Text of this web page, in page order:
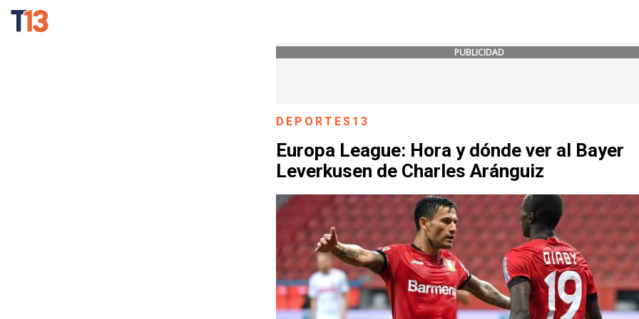
PUBLICIDAD
DEPORTES13
Europa League: Hora y dónde ver al Bayer
Leverkusen de Charles Aránguiz